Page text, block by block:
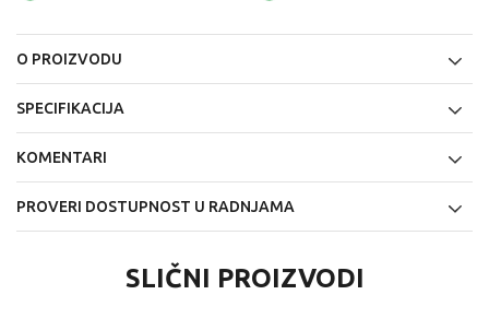
O PROIZVODU
SPECIFIKACIJA
KOMENTARI
PROVERI DOSTUPNOST U RADNJAMA
SLIČNI PROIZVODI